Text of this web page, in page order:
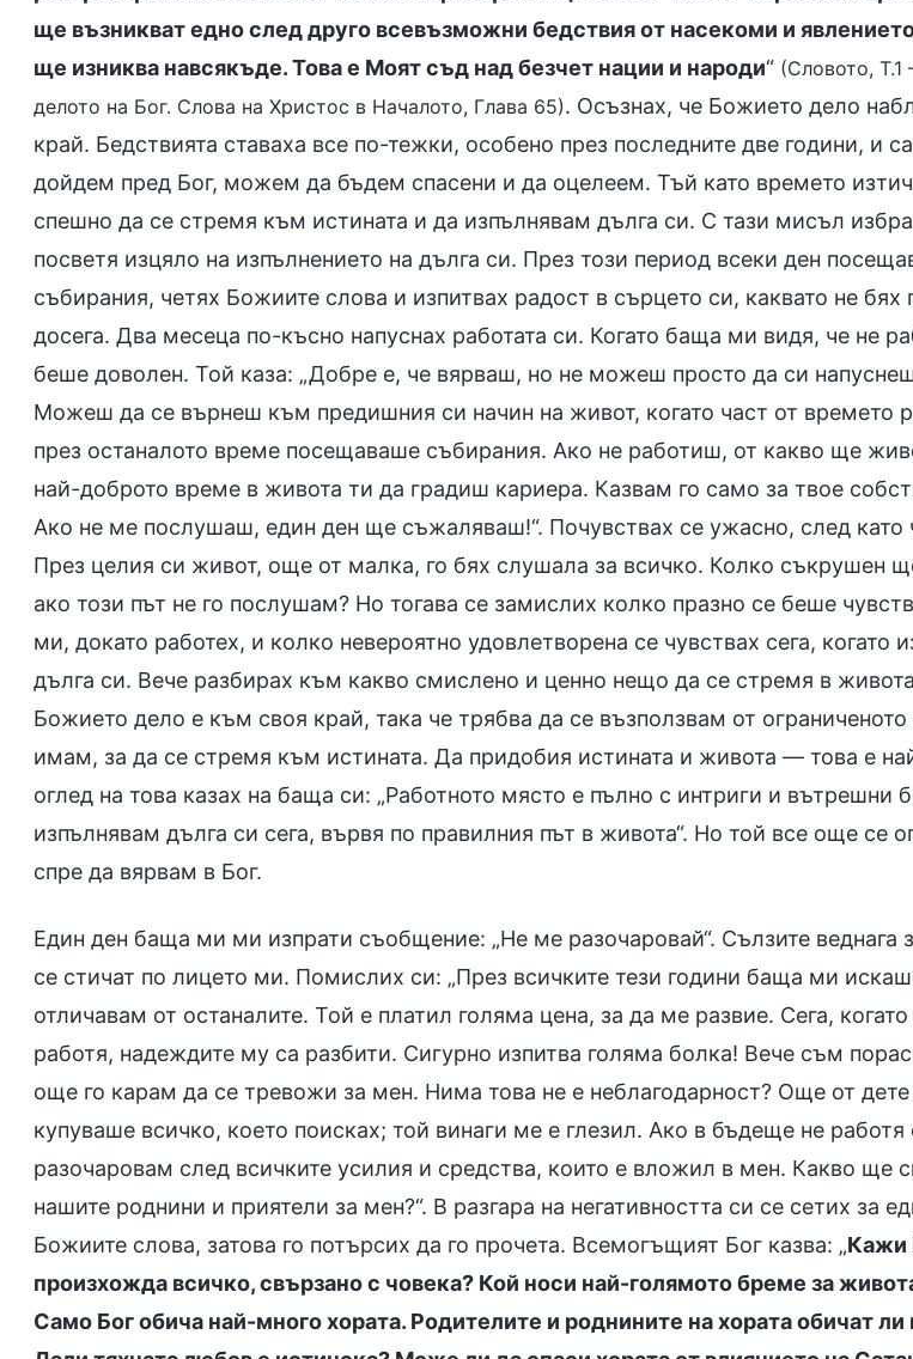
ще възникват едно след друго всевъзможни бедствия от насекоми и
ще изниква навсякъде. Това е Моят съд над безчет нации и народи“ (Словото, Т.1
делото на Бог. Слова на Христос в Началото, Глава 65). Осъзнах, че Божието дело
край. Бедствията ставаха все по-тежки, особено през последните две години, и
дойдем пред Бог, можем да бъдем спасени и да оцелеем. Тъй като времето
спешно да се стремя към истината и да изпълнявам дълга си. С тази мисъл
посветя изцяло на изпълнението на дълга си. През този период всеки ден
събирания, четях Божиите слова и изпитвах радост в сърцето си, каквато не бях
досега. Два месеца по-късно напуснах работата си. Когато баща ми видя, че не
беше доволен. Той каза: „Добре е, че вярваш, но не можеш просто да си
Можеш да се върнеш към предишния си начин на живот, когато част от времето
през останалото време посещаваше събирания. Ако не работиш, от какво ще
най-доброто време в живота ти да градиш кариера. Казвам го само за твое
Ако не ме послушаш, един ден ще съжаляваш!“. Почувствах се ужасно, след като
През целия си живот, още от малка, го бях слушала за всичко. Колко съкрушен
ако този път не го послушам? Но тогава се замислих колко празно се беше
ми, докато работех, и колко невероятно удовлетворена се чувствах сега, когато
дълга си. Вече разбирах към какво смислено и ценно нещо да се стремя в
Божието дело е към своя край, така че трябва да се възползвам от
имам, за да се стремя към истината. Да придобия истината и живота — това е
оглед на това казах на баща си: „Работното място е пълно с интриги и вътрешни
изпълнявам дълга си сега, вървя по правилния път в живота“. Но той все още се
спре да вярвам в Бог.
Един ден баща ми ми изпрати съобщение: „Не ме разочаровай“. Сълзите веднага
се стичат по лицето ми. Помислих си: „През всичките тези години баща ми
отличавам от останалите. Той е платил голяма цена, за да ме развие. Сега, когато
работя, надеждите му са разбити. Сигурно изпитва голяма болка! Вече съм
още го карам да се тревожи за мен. Нима това не е неблагодарност? Още от
купуваше всичко, което поисках; той винаги ме е глезил. Ако в бъдеще не работя
разочаровам след всичките усилия и средства, които е вложил в мен. Какво ще
нашите роднини и приятели за мен?“. В разгара на негативността си се сетих за
Божиите слова, затова го потърсих да го прочета. Всемогъщият Бог казва: „Кажи
произхожда всичко, свързано с човека? Кой носи най-голямото бреме за
Само Бог обича най-много хората. Родителите и роднините на хората обичат ли